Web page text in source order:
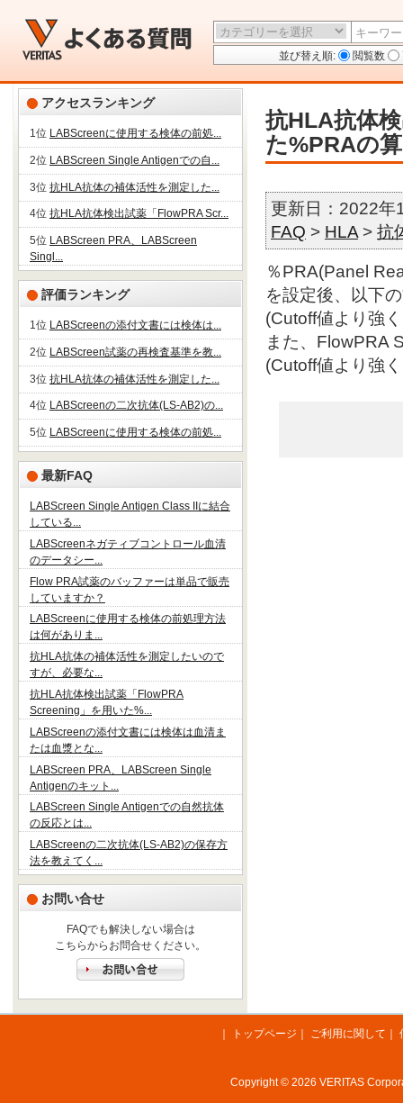
並び替え順: 閲覧数
アクセスランキング
1位 LABScreenに使用する検体の前処...
2位 LABScreen Single Antigenでの自...
3位 抗HLA抗体の補体活性を測定した...
4位 抗HLA抗体検出試薬「FlowPRA Scr...
5位 LABScreen PRA、LABScreen
Singl...
評価ランキング
1位 LABScreenの添付文書には検体は...
2位 LABScreen試薬の再検査基準を教...
3位 抗HLA抗体の補体活性を測定した...
4位 LABScreenの二次抗体(LS-AB2)の...
5位 LABScreenに使用する検体の前処...
最新FAQ
LABScreen Single Antigen Class IIに結合
している...
LABScreenネガティブコントロール血清
のデータシー...
Flow PRA試薬のバッファーは単品で販売
していますか？
LABScreenに使用する検体の前処理方法
は何がありま...
抗HLA抗体の補体活性を測定したいので
すが、必要な...
抗HLA抗体検出試薬「FlowPRA
Screening」を用いた%...
LABScreenの添付文書には検体は血清ま
たは血漿とな...
LABScreen PRA、LABScreen Single
Antigenのキット...
LABScreen Single Antigenでの自然抗体
の反応とは...
LABScreenの二次抗体(LS-AB2)の保存方
法を教えてく...
お問い合せ
FAQでも解決しない場合は
こちらからお問合せください。
抗HLA抗体
た%PRAの
更新日：2022
FAQ > HLA > 抗
％PRA(Panel
を設定後、以下
(Cutoff値より強
また、FlowPRA
(Cutoff値より強
トップページ ご利用に関して
Copyright © 2026 VERITAS